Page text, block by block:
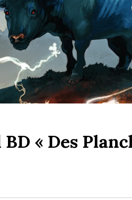
« Des